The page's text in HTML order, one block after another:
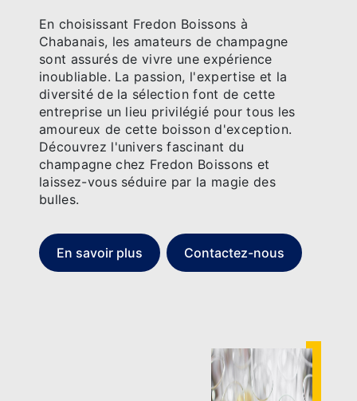
En choisissant Fredon Boissons à
Chabanais, les amateurs de champagne
sont assurés de vivre une expérience
inoubliable. La passion, l'expertise et la
diversité de la sélection font de cette
entreprise un lieu privilégié pour tous les
amoureux de cette boisson d'exception.
Découvrez l'univers fascinant du
champagne chez Fredon Boissons et
laissez-vous séduire par la magie des
bulles.
En savoir plus Contactez-nous